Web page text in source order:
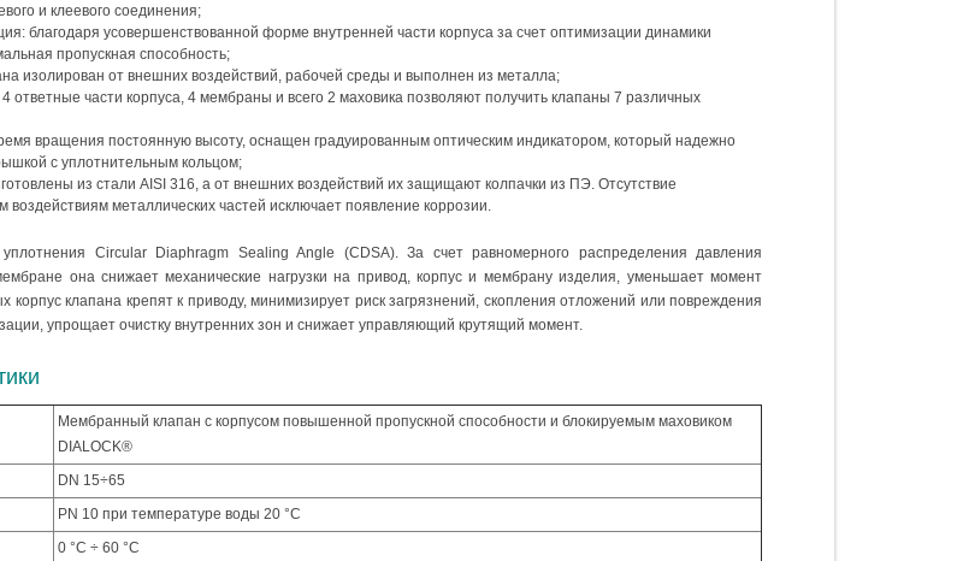
и клеевого соединения;
благодаря усовершенствованной форме внутренней части корпуса за счет оптимизации динамики
пропускная способность;
изолирован от внешних воздействий, рабочей среды и выполнен из металла;
ответные части корпуса, 4 мембраны и всего 2 маховика позволяют получить клапаны 7 различных
вращения постоянную высоту, оснащен градуированным оптическим индикатором, который надежно
с уплотнительным кольцом;
из стали AISI 316, а от внешних воздействий их защищают колпачки из ПЭ. Отсутствие
воздействиям металлических частей исключает появление коррозии.
Circular Diaphragm Sealing Angle (CDSA). За счет равномерного распределения давления
она снижает механические нагрузки на привод, корпус и мембрану изделия, уменьшает момент
корпус клапана крепят к приводу, минимизирует риск загрязнений, скопления отложений или повреждения
упрощает очистку внутренних зон и снижает управляющий крутящий момент.
Мембранный клапан с корпусом повышенной пропускной способности и блокируемым маховиком
DIALOCK®
DN 15÷65
PN 10 при температуре воды 20 °C
0 °C ÷ 60 °C